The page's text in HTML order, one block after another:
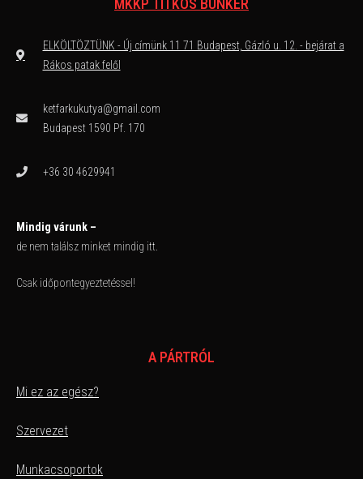
ELKÖLTÖZTÜNK - Új címünk 11 71 Budapest, Gázló u. 12. - bejárat a
Rákos patak felől
ketfarkukutya@gmail.com
Budapest 1590 Pf. 170
+36 30 4629941
Mindig várunk –
de nem találsz minket mindig itt.
Csak időpontegyeztetéssel!
A PÁRTRÓL
Mi ez az egész?
Szervezet
Munkacsoportok